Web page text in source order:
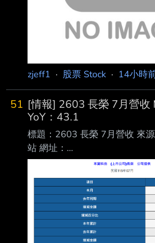
利益(損失) (仟元):(10,5
zjeff1 · 股票 Stock · 14小時
51 [情報] 2603 長榮 7月營收
YoY：43.1
標題：2603 長榮 7月營收 來
站 網址：
https://mopsov.twse.com.tw/
_ifrs 內文： https://i.urusai.cc/
Fugle營收整理： https://
應該沒人在乎 >//< --